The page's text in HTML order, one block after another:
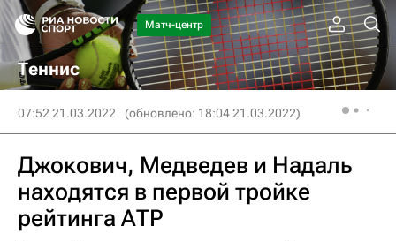
Матч-центр
Теннис
07:52 21.03.2022 (обновлено: 18:04 21.03.2022)
Джокович, Медведев и Надаль
находятся в первой тройке
рейтинга АТР